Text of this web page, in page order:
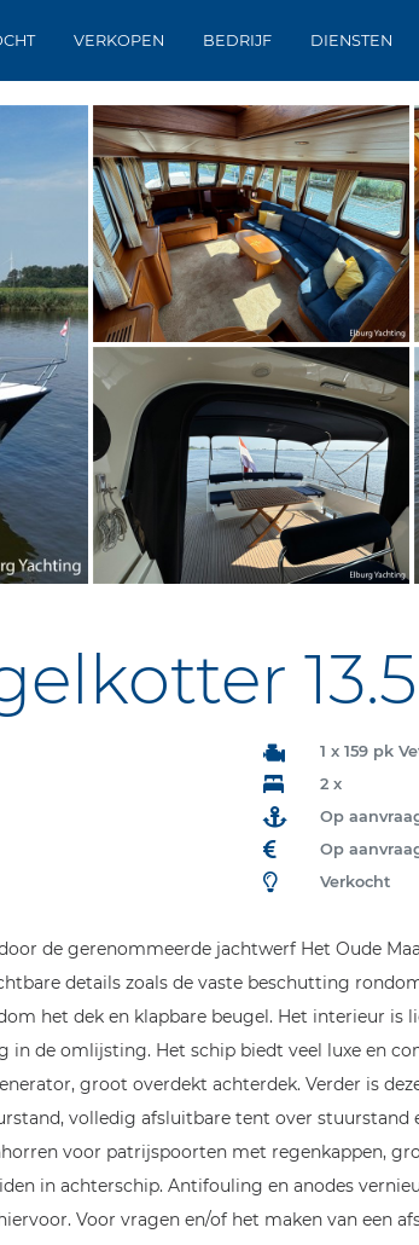
VERKOPEN BEDRIJF DIENSTEN
1 x 159 pk
2 x
Op
Op
Verkocht
de gerenommeerde jachtwerf Het Oude
details zoals de vaste beschutting
het dek en klapbare beugel. Het interieur
de omlijsting. Het schip biedt veel luxe en
groot overdekt achterdek. Verder is
volledig afsluitbare tent over
voor patrijspoorten met regenkappen,
in achterschip. Antifouling en anodes
Voor vragen en/of het maken van een